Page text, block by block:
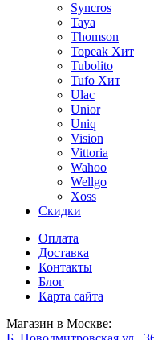
Syncros
Taya
Thomson
Topeak Хит
Tubolito
Tufo Хит
Ulac
Unior
Uniq
Vision
Vittoria
Wahoo
Wellgo
Xoss
Скидки
Оплата
Доставка
Контакты
Блог
Карта сайта
Магазин в Москве: